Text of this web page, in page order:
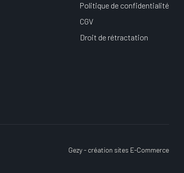
Politique de confidentialité
CGV
Droit de rétractation
Gezy - création sites E-Commerce